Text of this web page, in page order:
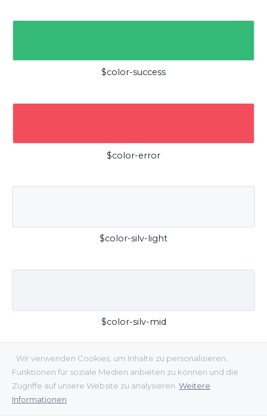
Wir verwenden Cookies, um Inhalte zu personalisieren,
Funktionen für soziale Medien anbieten zu können und die
Zugriffe auf unsere Website zu analysieren. Weitere
Informationen
$color-success
$color-error
$color-silv-light
$color-silv-mid